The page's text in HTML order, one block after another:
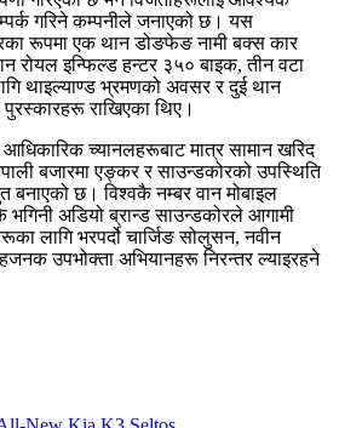
गरिने कम्पनीले जनाएको छ। यस
रूपमा एक थान डोङफेङ नामी बक्स कार
रोयल इन्फिल्ड हन्टर ३५० बाइक, तीन वटा
थाइल्याण्ड भ्रमणको अवसर र दुई थान
राखिएका थिए।
च्यानलहरूबाट मात्र सामान खरिद
बजारमा एङ्कर र साउन्डकोरको उपस्थिति
बनाएको छ। विश्वकै नम्बर वान मोबाइल
अडियो ब्रान्ड साउन्डकोरले आगामी
लागि भरपर्दो चार्जिङ सोलुसन, नवीन
उपभोक्ता अभियानहरू निरन्तर ल्याइरहने